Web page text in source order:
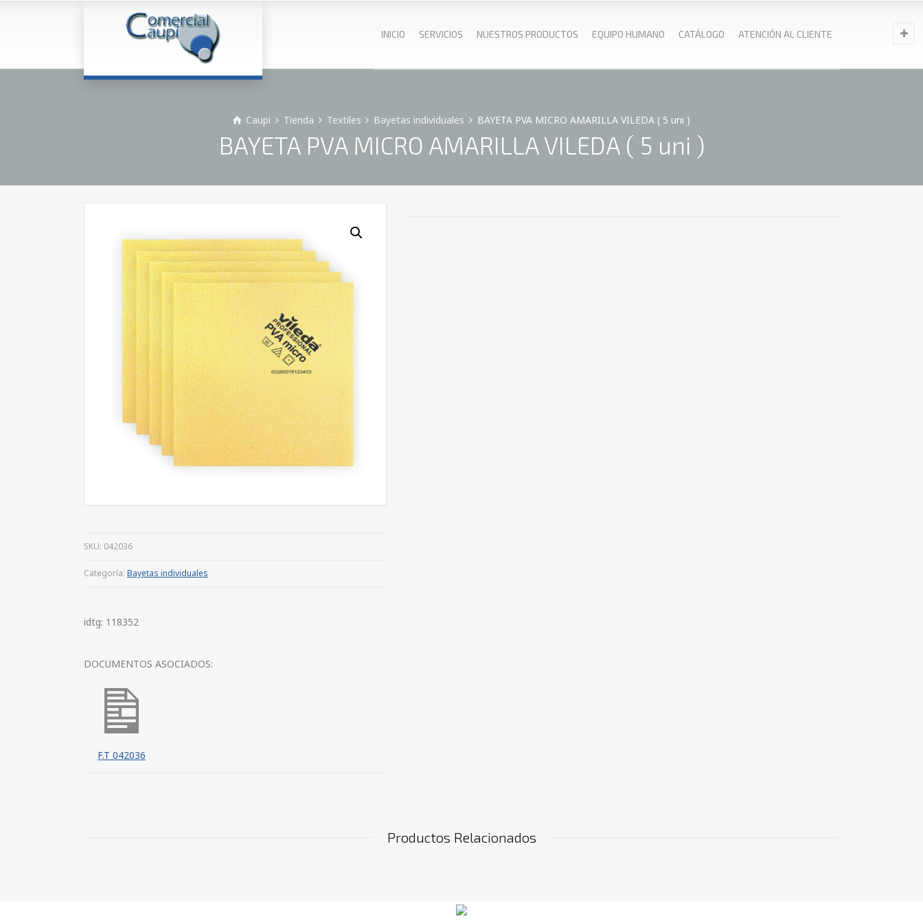
INICIO SERVICIOS NUESTROS PRODUCTOS EQUIPO HUMANO CATÁLOGO ATENCIÓN AL CLIENTE
Caupi Tienda Textiles Bayetas individuales BAYETA PVA MICRO AMARILLA VILEDA ( 5 uni )
BAYETA PVA MICRO AMARILLA VILEDA ( 5 uni )
SKU: 042036
Categoría: Bayetas individuales
idtg: 118352
DOCUMENTOS ASOCIADOS:
F.T 042036
Productos Relacionados